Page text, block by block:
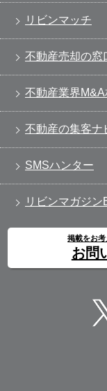
リビンマッチ
不動産売却の窓
不動産業界
不動産の集客ナ
SMSハンター
リビンマガジン
掲載をお
お問